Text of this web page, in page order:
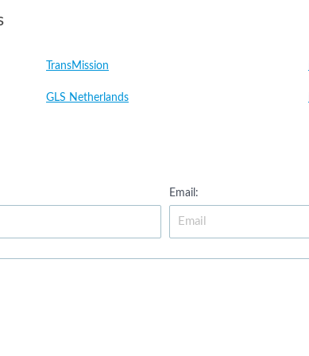
TransMission
GLS Netherlands
Email: